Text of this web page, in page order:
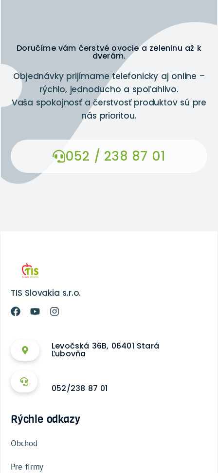
Doručíme vám čerstvé ovocie a zeleninu až k
dverám.
Objednávky prijímame telefonicky aj online –
rýchlo, jednoducho a spoľahlivo.
Vaša spokojnosť a čerstvosť produktov sú pre
nás prioritou.
052 / 238 87 01
TIS Slovakia s.r.o.
Levočská 36B, 06401 Stará
Ľubovňa
052/238 87 01
Rýchle odkazy
Obchod
Pre firmy